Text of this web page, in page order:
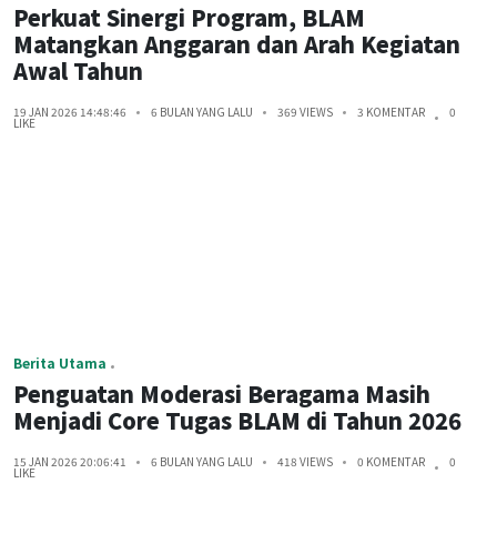
Perkuat Sinergi Program, BLAM
Matangkan Anggaran dan Arah Kegiatan
Awal Tahun
19 JAN 2026 14:48:46 6 BULAN YANG LALU 369 VIEWS 3 KOMENTAR 0
LIKE
Berita Utama
Penguatan Moderasi Beragama Masih
Menjadi Core Tugas BLAM di Tahun 2026
15 JAN 2026 20:06:41 6 BULAN YANG LALU 418 VIEWS 0 KOMENTAR 0
LIKE